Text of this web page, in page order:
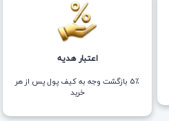
اعتبار هدیه
5٪ بازگشت وجه به کیف پول پس از هر
خرید